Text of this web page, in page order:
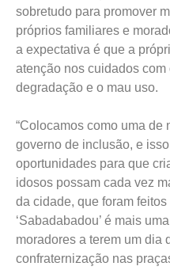
sobretudo para promover
próprios familiares e
a expectativa é que a
atenção nos cuidados
degradação e o mau uso.
“Colocamos como uma de
governo de inclusão, e
oportunidades para que
idosos possam cada vez
da cidade, que foram
‘Sabadabadou’ é mais
moradores a terem um dia
confraternização nas